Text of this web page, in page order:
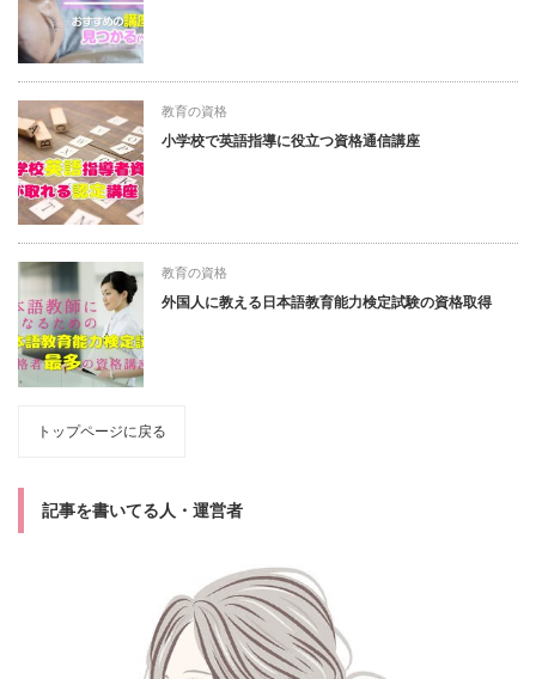
教育の資格
小学校で英語指導に役立つ資格通信講座
教育の資格
外国人に教える日本語教育能力検定試験の資格取得
トップページに戻る
記事を書いてる人・運営者